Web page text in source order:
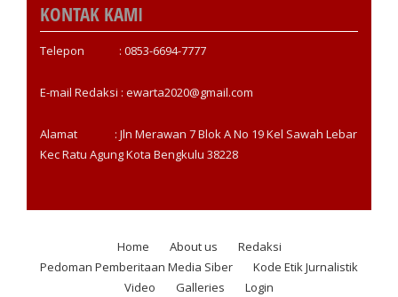
KONTAK KAMI
Telepon : 0853-6694-7777
E-mail Redaksi : ewarta2020@gmail.com
Alamat : Jln Merawan 7 Blok A No 19 Kel Sawah Lebar
Kec Ratu Agung Kota Bengkulu 38228
Footer
Home About us
Redaksi
Pedoman Pemberitaan Media Siber
Kode Etik Jurnalistik
Video
Galleries Login